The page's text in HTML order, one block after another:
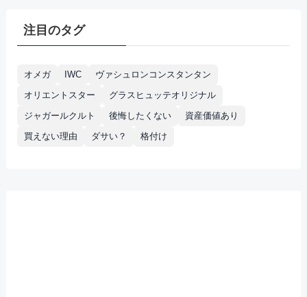
注目のタグ
オメガ IWC
ヴァシュロンコンスタンタン
オリエントスター
グラスヒュッテオリジナル
ジャガールクルト
後悔したくない
資産価値あり
買えない理由
ダサい？ 格付け